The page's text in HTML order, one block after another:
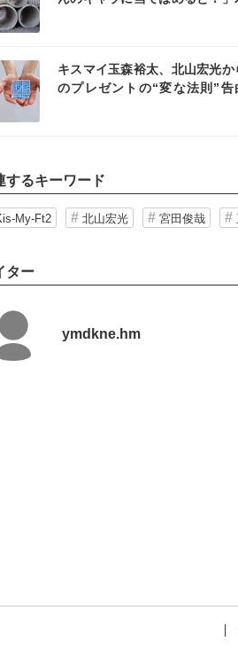
キスマイ玉森裕太、北山宏光か
のプレゼントの“変な法則”告
記事を
するキーワード
My-Ft2 北山宏光 宮田俊哉
ター
ymdkne.hm